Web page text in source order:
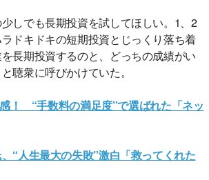
しでも長期投資を試してほしい。1、2
ドキドキの短期投資とじっくり落ち着
長期投資するのと、どっちの成績がい
聴衆に呼びかけていた。
！ “手数料の満足度”で選ばれた「ネッ
“人生最大の失敗”激白「救ってくれた